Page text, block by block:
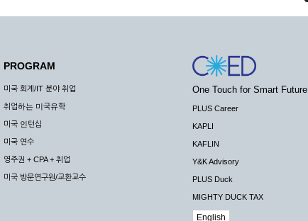
의 폭주 등의 정상적인 서비스가 불가능할 경우 회사는 사전 공지나 예고 없
제 3자가 입은 손해에 대하여 배상하지 않습니다.
, 안정적으로 서비스를 제공할 수 있도록 최선의 노력을 다하여야 합니다.
만, 관계법령에 의하여 국가기관 등의 합법적인 요구가 있는 경우에는 해당
PROGRAM
미국 회계/IT 분야 취업
취업하는 미국유학
미국 인턴십
미국 연수
영주권 + CPA + 취업
미국 방문연구원/교환교수
One Touch for Smart Future
PLUS Career
KAPLI
KAFLIN
Y&K Advisory
PLUS Duck
MIGHTY DUCK TAX
English